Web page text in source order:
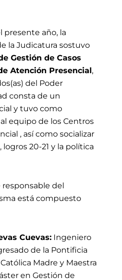
presente año, la
la Judicatura sostuvo
Gestión de Casos
Atención Presencial,
del Poder
consta de un
y tuvo como
equipo de los Centros
, así como socializar
20-21 y la política
del
está compuesto
Cuevas: Ingeniero
de la Pontificia
Madre y Maestra
en Gestión de